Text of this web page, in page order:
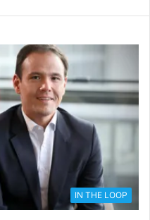
IN THE LOOP